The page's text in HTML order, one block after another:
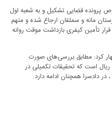
پرونده قضایی تشکیل و به شعبه اول
مانه و سملقان ارجاع شده و متهم
تأمین کیفری بازداشت موقت روانه
کرد: مطابق بررسی‌های صورت
ریال است که تحقیقات تکمیلی در
دادسرا همچنان ادامه دارد.